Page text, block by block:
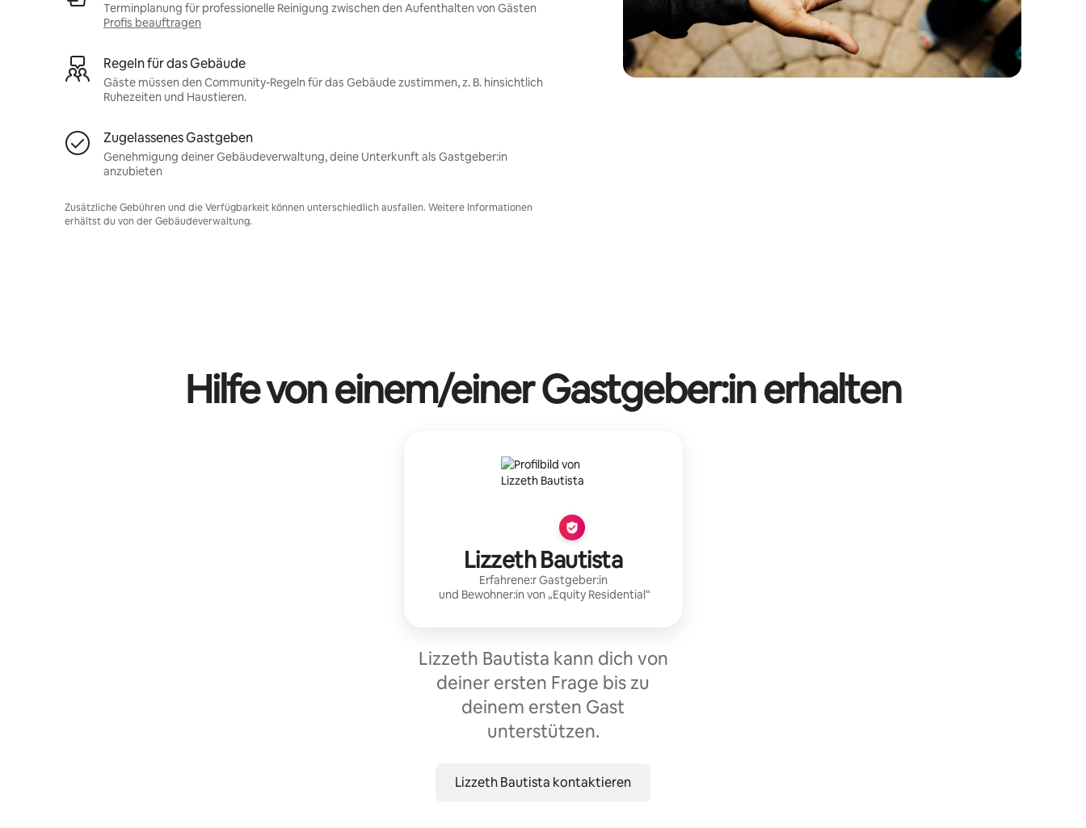
Terminplanung für professionelle Reinigung zwischen den Aufenthalten von Gästen
Profis beauftragen
Regeln für das Gebäude
Gäste müssen den Community-Regeln für das Gebäude zustimmen, z. B. hinsichtlich
Ruhezeiten und Haustieren.
Zugelassenes Gastgeben
Genehmigung deiner Gebäudeverwaltung, deine Unterkunft als Gastgeber:in
anzubieten
Zusätzliche Gebühren und die Verfügbarkeit können unterschiedlich ausfallen. Weitere Informationen
erhältst du von der Gebäudeverwaltung.
Hilfe von einem/einer Gastgeber:in erhalten
Lizzeth Bautista
Erfahrene:r Gastgeber:in
und Bewohner:in von „Equity Residential“
Lizzeth Bautista kann dich von
deiner ersten Frage bis zu
deinem ersten Gast
unterstützen.
Lizzeth Bautista kontaktieren